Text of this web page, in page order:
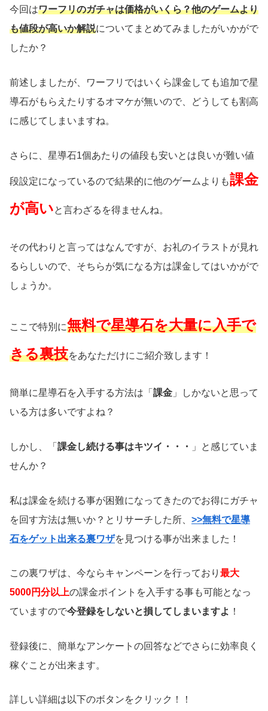
今回はワーフリのガチャは価格がいくら？他のゲームより
も値段が高いか解説についてまとめてみましたがいかがで
したか？
前述しましたが、ワーフリではいくら課金しても追加で星
導石がもらえたりするオマケが無いので、どうしても割高
に感じてしまいますね。
さらに、星導石1個あたりの値段も安いとは良いが難い値
段設定になっているので結果的に他のゲームよりも課金
が高いと言わざるを得ませんね。
その代わりと言ってはなんですが、お礼のイラストが見れ
るらしいので、そちらが気になる方は課金してはいかがで
しょうか。
ここで特別に無料で星導石を大量に入手で
きる裏技をあなただけにご紹介致します！
簡単に星導石を入手する方法は「 課金 」しかないと思って
いる方は多いですよね？
しかし、「 課金し続ける事はキツイ・・・
」と感じていま
せんか？
私は課金を続ける事が困難になってきたのでお得にガチャ
を回す方法は無いか？とリサーチした所、 >>無料で星導
石をゲット出来る裏ワザを見つける事が出来ました！
この裏ワザは、今ならキャンペーンを行っており 最大
5000円分以上の課金ポイントを入手する事も可能となっ
ていますので今登録をしないと損してしまいますよ ！
登録後に、簡単なアンケートの回答などでさらに効率良く
稼ぐことが出来ます。
詳しい詳細は以下のボタンをクリック！！